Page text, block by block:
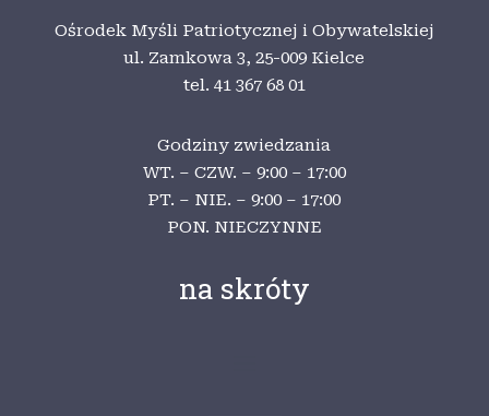
Ośrodek Myśli Patriotycznej i Obywatelskiej
ul. Zamkowa 3,25-009 Kielce
tel. 41 367 68 01
Godziny zwiedzania
WT. – CZW. – 9:00 – 17:00
PT. – NIE. – 9:00 – 17:00
PON. NIECZYNNE
na skróty